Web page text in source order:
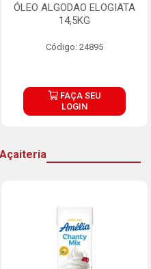
ÓLEO ALGODAO ELOGIATA
14,5KG
Código: 24895
FAÇA SEU
LOGIN